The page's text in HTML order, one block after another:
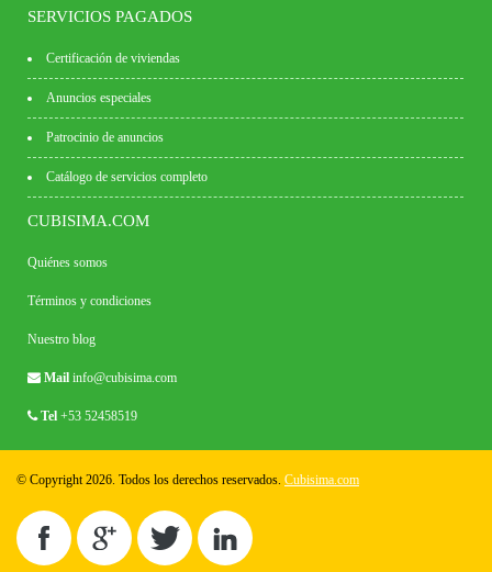
SERVICIOS PAGADOS
Certificación de viviendas
Anuncios especiales
Patrocinio de anuncios
Catálogo de servicios completo
CUBISIMA.COM
Quiénes somos
Términos y condiciones
Nuestro blog
Mail info@cubisima.com
Tel +53 52458519
© Copyright 2026. Todos los derechos reservados. Cubisima.com